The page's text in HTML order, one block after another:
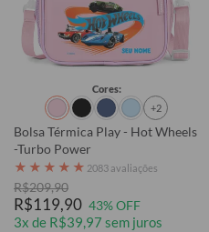
Cores:
+2
Bolsa Térmica Play - Hot Wheels
-Turbo Power
★ ★ ★ ★ ★ 2083 avaliações
R$209,90
R$119,90 43% OFF
3x de R$39,97 sem juros